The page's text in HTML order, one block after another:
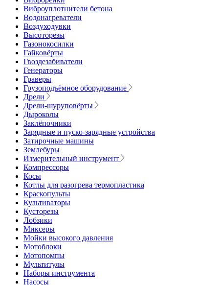
Виброуплотнители бетона
Водонагреватели
Воздуходувки
Высоторезы
Газонокосилки
Гайковёрты
Гвоздезабиватели
Генераторы
Граверы
Грузоподъёмное оборудование
Дрели
Дрели-шуруповёрты
Дыроколы
Заклёпочники
Зарядные и пуско-зарядные устройства
Затирочные машины
Землебуры
Измерительный инструмент
Компрессоры
Косы
Котлы для разогрева термопластика
Краскопульты
Культиваторы
Кусторезы
Лобзики
Миксеры
Мойки высокого давления
Мотоблоки
Мотопомпы
Мультитулы
Наборы инструмента
Насосы